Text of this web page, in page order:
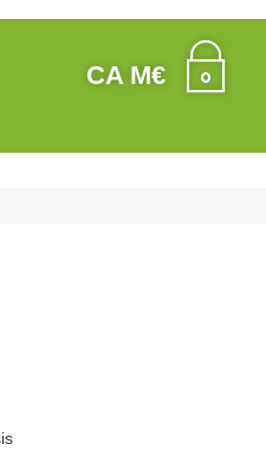
CA M€